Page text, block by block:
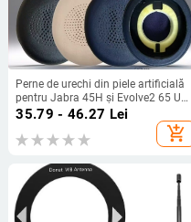
Perne de urechi din piele artificială
pentru Jabra 45H și Evolve2 65 UC,
montare ușoară, confort la purtare
35.79 - 46.27 Lei
add_shopping_cart